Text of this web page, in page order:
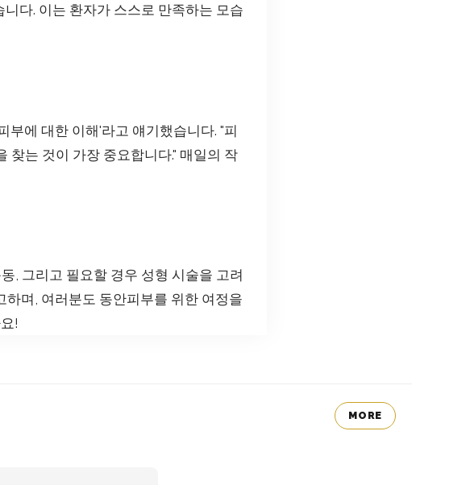
다. 이는 환자가 스스로 만족하는 모습
부에 대한 이해'라고 얘기했습니다. "피
찾는 것이 가장 중요합니다." 매일의 작
, 그리고 필요할 경우 성형 시술을 고려
며, 여러분도 동안피부를 위한 여정을
!
MORE